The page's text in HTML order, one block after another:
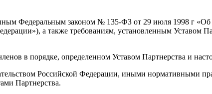
Федеральным законом № 135-ФЗ от 29 июля 1998 г «Об
а также требованиям, установленным Уставом
в порядке, определенном Уставом Партнерства и
Российской Федерации, иными нормативными
Партнерства.